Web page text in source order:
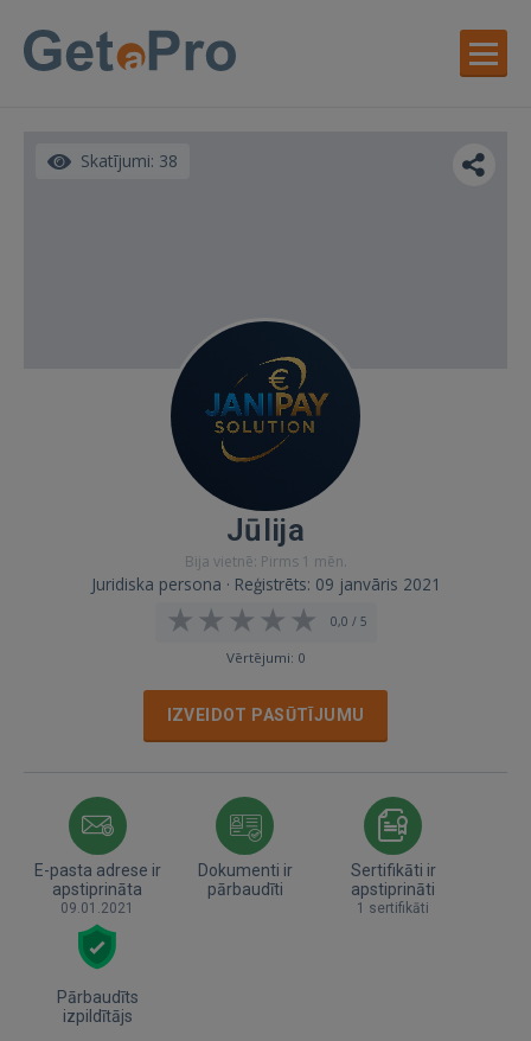
Skatījumi: 38
Jūlija
Bija vietnē: Pirms 1 mēn.
Juridiska persona · Reģistrēts: 09 janvāris 2021
0,0 / 5
Vērtējumi: 0
IZVEIDOT PASŪTĪJUMU
E-pasta adrese ir
apstiprināta
09.01.2021
Dokumenti ir
pārbaudīti
Sertifikāti ir
apstiprināti
1 sertifikāti
Pārbaudīts
izpildītājs